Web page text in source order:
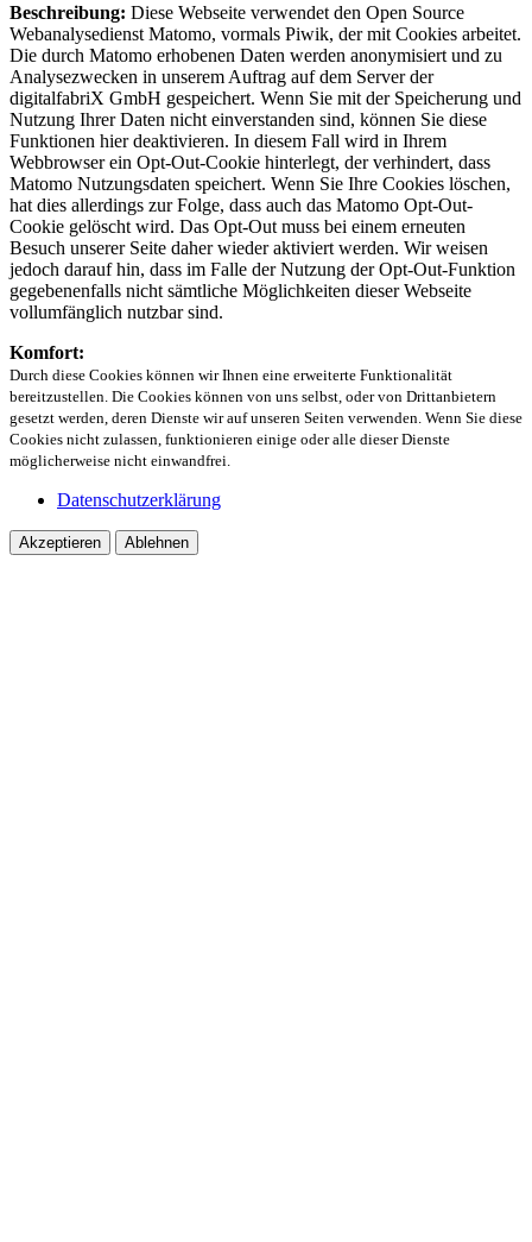
Beschreibung: Diese Webseite verwendet den Open Source
Webanalysedienst Matomo, vormals Piwik, der mit Cookies arbeitet.
Die durch Matomo erhobenen Daten werden anonymisiert und zu
Analysezwecken in unserem Auftrag auf dem Server der
digitalfabriX GmbH gespeichert. Wenn Sie mit der Speicherung und
Nutzung Ihrer Daten nicht einverstanden sind, können Sie diese
Funktionen hier deaktivieren. In diesem Fall wird in Ihrem
Webbrowser ein Opt-Out-Cookie hinterlegt, der verhindert, dass
Matomo Nutzungsdaten speichert. Wenn Sie Ihre Cookies löschen,
hat dies allerdings zur Folge, dass auch das Matomo Opt-Out-
Cookie gelöscht wird. Das Opt-Out muss bei einem erneuten
Besuch unserer Seite daher wieder aktiviert werden. Wir weisen
jedoch darauf hin, dass im Falle der Nutzung der Opt-Out-Funktion
gegebenenfalls nicht sämtliche Möglichkeiten dieser Webseite
vollumfänglich nutzbar sind.
Komfort:
Durch diese Cookies können wir Ihnen eine erweiterte Funktionalität
bereitzustellen. Die Cookies können von uns selbst, oder von Drittanbietern
gesetzt werden, deren Dienste wir auf unseren Seiten verwenden. Wenn Sie diese
Cookies nicht zulassen, funktionieren einige oder alle dieser Dienste
möglicherweise nicht einwandfrei.
Datenschutzerklärung
Akzeptieren Ablehnen